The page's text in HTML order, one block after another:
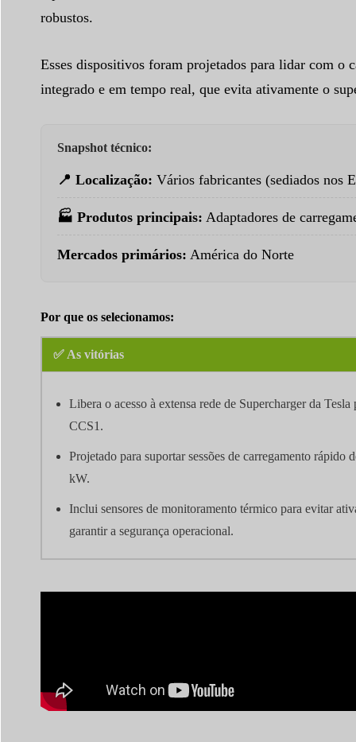
robustos.
Esses dispositivos foram projetados para lidar com o
integrado e em tempo real, que evita ativamente o
Snapshot técnico:
📍 Localização: Vários fabricantes (sediados nos
🏭 Produtos principais: Adaptadores de
Mercados primários: América do Norte
Por que os selecionamos:
✅ As vitórias
Libera o acesso à extensa rede de Supercharger da
CCS1.
Projetado para suportar sessões de carregamento rápido
kW.
Inclui sensores de monitoramento térmico para evitar
garantir a segurança operacional.